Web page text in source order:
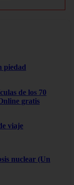
piedad
de los 70
gratis
viaje
nuclear (Un